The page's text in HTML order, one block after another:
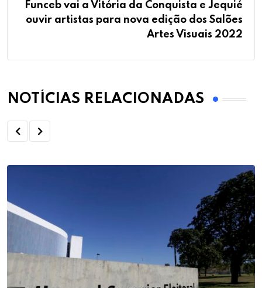
Funceb vai a Vitória da Conquista e Jequié
ouvir artistas para nova edição dos Salões
Artes Visuais 2022
NOTÍCIAS RELACIONADAS